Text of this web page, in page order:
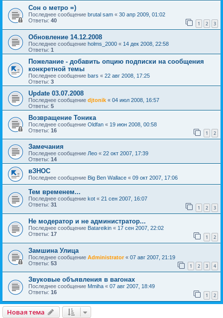
Cон о метро =)
Последнее сообщение brutal sam « 30 апр 2009, 01:02
Ответы: 40 1 2 3
Обновление 14.12.2008
Последнее сообщение holms_2000 « 14 дек 2008, 22:58
Ответы: 1
Пожелание - добавить опцию подписки на сообщения
конкретной темы
Последнее сообщение bars « 22 авг 2008, 17:25
Ответы: 3
Update 03.07.2008
Последнее сообщение djtonik « 04 июл 2008, 16:57
Ответы: 5
Возвращение Тоника
Последнее сообщение Oldfan « 19 июн 2008, 00:58
Ответы: 16 1 2
Замечания
Последнее сообщение Лео « 22 окт 2007, 17:39
Ответы: 14
вЗНОС
Последнее сообщение Big Ben Wallace « 09 окт 2007, 17:06
Тем временем...
Последнее сообщение kot « 21 сен 2007, 16:07
Ответы: 31 1 2 3
Не модератор и не администратор...
Последнее сообщение Batareikin « 17 сен 2007, 22:02
Ответы: 17 1 2
Замшина Улица
Последнее сообщение Administrator« 07 авг 2007, 21:19
Ответы: 53 1 2 3 4
Звуковые объявления в вагонах
Последнее сообщение Mmiha « 07 авг 2007, 18:49
Ответы: 16 1 2
Новая тема